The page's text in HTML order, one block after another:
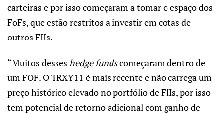
carteiras e por isso começaram a tomar o espaço dos
FoFs, que estão restritos a investir em cotas de
outros FIIs.
“Muitos desses hedge fundscomeçaram dentro de
um FOF. O TRXY11 é mais recente e não carrega um
preço histórico elevado no portfólio de FIIs, por isso
tem potencial de retorno adicional com ganho de